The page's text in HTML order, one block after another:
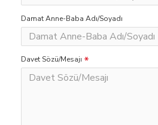
Damat Anne-Baba Adı/Soyadı
Davet Sözü/Mesajı